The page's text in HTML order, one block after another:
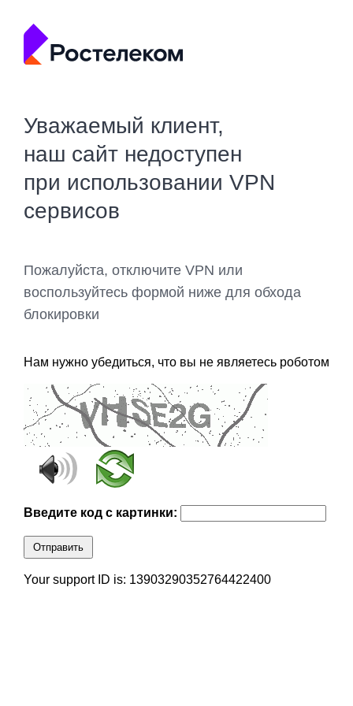
Уважаемый клиент,
наш сайт недоступен
при использовании VPN
сервисов
Пожалуйста, отключите VPN или
воспользуйтесь формой ниже для обхода
блокировки
Нам нужно убедиться, что вы не являетесь роботом
Введите код с картинки:
Отправить
Your support ID is: 13903290352764422400